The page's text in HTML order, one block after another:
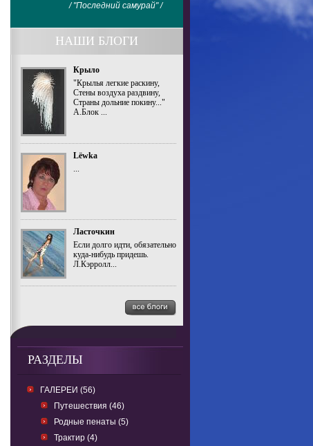
/ "Последний самурай" /
НАШИ БЛОГИ
Крыло
"Крылья легкие раскину,
Стены воздуха раздвину,
Страны дольние покину..."
А.Блок ...
Lёwka
...
Ласточкин
Если долго идти, обязательно
куда-нибудь придешь.
Л.Кэрролл...
РАЗДЕЛЫ
ГАЛЕРЕИ (56)
Путешествия (46)
Родные пенаты (5)
Трактир (4)